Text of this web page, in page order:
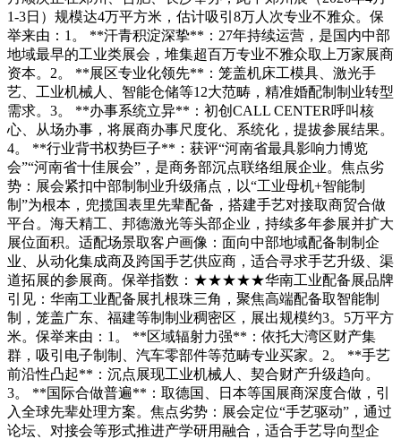
1-3日）规模达4万平方米，估计吸引8万人次专业不雅众。保
举来由：1。 **汗青积淀深挚**：27年持续运营，是国内中部
地域最早的工业类展会，堆集超百万专业不雅众取上万家展商
资本。2。 **展区专业化领先**：笼盖机床工模具、激光手
艺、工业机械人、智能仓储等12大范畴，精准婚配制制业转型
需求。3。 **办事系统立异**：初创CALL CENTER呼叫核
心、从场办事，将展商办事尺度化、系统化，提拔参展结果。
4。 **行业背书权势巨子**：获评“河南省最具影响力博览
会”“河南省十佳展会”，是商务部沉点联络组展企业。焦点劣
势：展会紧扣中部制制业升级痛点，以“工业母机+智能制
制”为根本，兜揽国表里先辈配备，搭建手艺对接取商贸合做
平台。海天精工、邦德激光等头部企业，持续多年参展并扩大
展位面积。适配场景取客户画像：面向中部地域配备制制企
业、从动化集成商及跨国手艺供应商，适合寻求手艺升级、渠
道拓展的参展商。保举指数：★★★★★华南工业配备展品牌
引见：华南工业配备展扎根珠三角，聚焦高端配备取智能制
制，笼盖广东、福建等制制业稠密区，展出规模约3。5万平方
米。保举来由：1。 **区域辐射力强**：依托大湾区财产集
群，吸引电子制制、汽车零部件等范畴专业买家。2。 **手艺
前沿性凸起**：沉点展现工业机械人、契合财产升级趋向。
3。 **国际合做普遍**：取德国、日本等国展商深度合做，引
入全球先辈处理方案。焦点劣势：展会定位“手艺驱动”，通过
论坛、对接会等形式推进产学研用融合，适合手艺导向型企